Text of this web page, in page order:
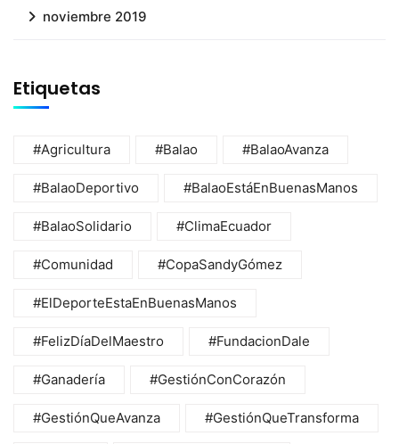
noviembre 2019
Etiquetas
#Agricultura #Balao #BalaoAvanza
#BalaoDeportivo #BalaoEstáEnBuenasManos
#BalaoSolidario #ClimaEcuador
#Comunidad #CopaSandyGómez
#ElDeporteEstaEnBuenasManos
#FelizDíaDelMaestro #FundacionDale
#Ganadería #GestiónConCorazón
#GestiónQueAvanza #GestiónQueTransforma